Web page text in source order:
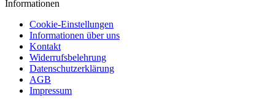
Informationen
Cookie-Einstellungen
Informationen über uns
Kontakt
Widerrufsbelehrung
Datenschutzerklärung
AGB
Impressum